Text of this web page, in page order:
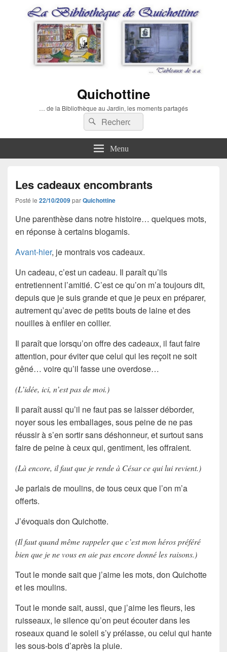
Quichottine
… de la Bibliothèque au Jardin, les moments partagés
Recherche :
Rechercher
Menu
Les cadeaux encombrants
Posté le 22/10/2009parQuichottine
Une parenthèse dans notre histoire… quelques mots,
en réponse à certains blogamis.
Avant-hier, je montrais vos cadeaux.
Un cadeau, c’est un cadeau. Il paraît qu’ils
entretiennent l’amitié. C’est ce qu’on m’a toujours dit,
depuis que je suis grande et que je peux en préparer,
autrement qu’avec de petits bouts de laine et des
nouilles à enfiler en collier.
Il paraît que lorsqu’on offre des cadeaux, il faut faire
attention, pour éviter que celui qui les reçoit ne soit
gêné… voire qu’il fasse une overdose…
(L’idée, ici, n’est pas de moi.)
Il paraît aussi qu’il ne faut pas se laisser déborder,
noyer sous les emballages, sous peine de ne pas
réussir à s’en sortir sans déshonneur, et surtout sans
faire de peine à ceux qui, gentiment, les offraient.
(Là encore, il faut que je rende à César ce qui lui revient.)
Je parlais de moulins, de tous ceux que l’on m’a
offerts.
J’évoquais don Quichotte.
(Il faut quand même rappeler que c’est mon héros préféré
bien que je ne vous en aie pas encore donné les raisons.)
Tout le monde sait que j’aime les mots, don Quichotte
et les moulins.
Tout le monde sait, aussi, que j’aime les fleurs, les
ruisseaux, le silence qu’on peut écouter dans les
roseaux quand le soleil s’y prélasse, ou celui qui hante
les sous-bois d’après la pluie.